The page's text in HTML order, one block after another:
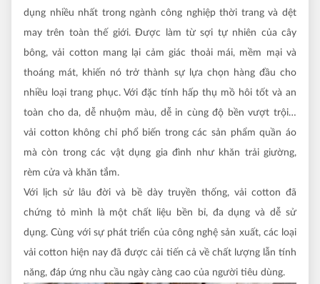
dụng nhiều nhất trong ngành công nghiệp thời trang và dệt
may trên toàn thế giới. Được làm từ sợi tự nhiên của cây
bông, vải cotton mang lại cảm giác thoải mái, mềm mại và
thoáng mát, khiến nó trở thành sự lựa chọn hàng đầu cho
nhiều loại trang phục. Với đặc tính hấp thụ mồ hôi tốt và an
toàn cho da, dễ nhuộm màu, dễ in cùng độ bền vượt trội…
vải cotton không chỉ phổ biến trong các sản phẩm quần áo
mà còn trong các vật dụng gia đình như khăn trải giường,
rèm cửa và khăn tắm.
Với lịch sử lâu đời và bề dày truyền thống, vải cotton đã
chứng tỏ mình là một chất liệu bền bỉ, đa dụng và dễ sử
dụng. Cùng với sự phát triển của công nghệ sản xuất, các loại
vải cotton hiện nay đã được cải tiến cả về chất lượng lẫn tính
năng, đáp ứng nhu cầu ngày càng cao của người tiêu dùng.